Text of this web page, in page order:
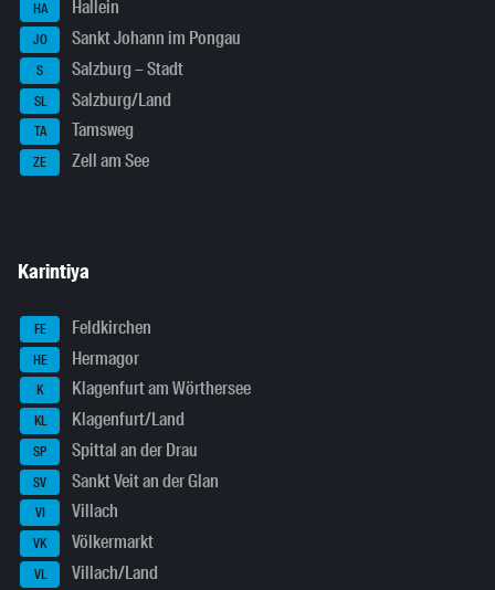
HA Hallein
JO Sankt Johann im Pongau
S Salzburg – Stadt
SL Salzburg/Land
TA Tamsweg
ZE Zell am See
Karintiya
FE Feldkirchen
HE Hermagor
K Klagenfurt am Wörthersee
KL Klagenfurt/Land
SP Spittal an der Drau
SV Sankt Veit an der Glan
VI Villach
VK Völkermarkt
VL Villach/Land